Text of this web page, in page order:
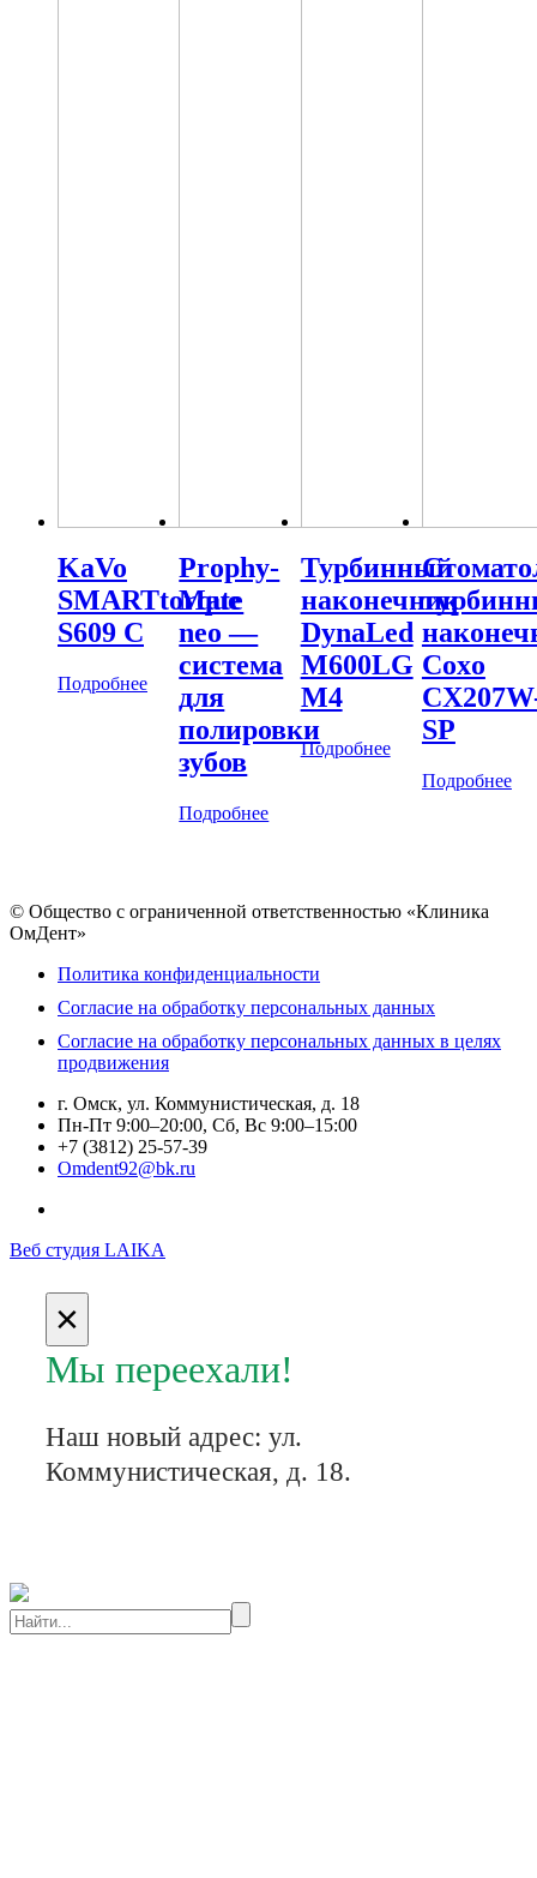
KaVo
SMARTtorque
S609 C
Подробнее
Prophy-
Mate
neo —
система
для
полировки
зубов
Подробнее
Турбинный
наконечник
DynaLed
M600LG
M4
Подробнее
Coxo
SP
Подробнее
© Общество с ограниченной ответственностью «Клиника
ОмДент»
Политика конфиденциальности
Согласие на обработку персональных данных
Согласие на обработку персональных данных в целях
продвижения
г. Омск, ул. Коммунистическая, д. 18
Пн-Пт 9:00–20:00, Сб, Вс 9:00–15:00
+7 (3812) 25-57-39
Omdent92@bk.ru
Веб студия LAIKA
×
Мы переехали!
Наш новый адрес: ​ул.
Коммунистическая, д. 18.